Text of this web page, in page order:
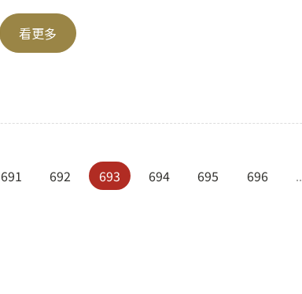
看更多
691 692 693 694 695 696